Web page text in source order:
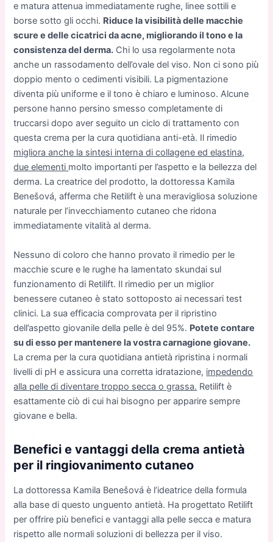
e matura attenua immediatamente rughe, linee sottili e
borse sotto gli occhi. Riduce la visibilità delle macchie
scure e delle cicatrici da acne, migliorando il tono e la
consistenza del derma. Chi lo usa regolarmente nota
anche un rassodamento dell’ovale del viso. Non ci sono più
doppio mento o cedimenti visibili. La pigmentazione
diventa più uniforme e il tono è chiaro e luminoso. Alcune
persone hanno persino smesso completamente di
truccarsi dopo aver seguito un ciclo di trattamento con
questa crema per la cura quotidiana anti-età. Il rimedio
migliora anche la sintesi interna di collagene ed elastina,
due elementi molto importanti per l’aspetto e la bellezza del
derma. La creatrice del prodotto, la dottoressa Kamila
Benešová, afferma che Retilift è una meravigliosa soluzione
naturale per l’invecchiamento cutaneo che ridona
immediatamente vitalità al derma.
Nessuno di coloro che hanno provato il rimedio per le
macchie scure e le rughe ha lamentato skundai sul
funzionamento di Retilift. Il rimedio per un miglior
benessere cutaneo è stato sottoposto ai necessari test
clinici. La sua efficacia comprovata per il ripristino
dell’aspetto giovanile della pelle è del 95%. Potete contare
su di esso per mantenere la vostra carnagione giovane.
La crema per la cura quotidiana antietà ripristina i normali
livelli di pH e assicura una corretta idratazione, impedendo
alla pelle di diventare troppo secca o grassa. Retilift è
esattamente ciò di cui hai bisogno per apparire sempre
giovane e bella.
Benefici e vantaggi della crema antietà
per il ringiovanimento cutaneo
La dottoressa Kamila Benešová è l’ideatrice della formula
alla base di questo unguento antietà. Ha progettato Retilift
per offrire più benefici e vantaggi alla pelle secca e matura
rispetto alle normali soluzioni di bellezza per il viso.